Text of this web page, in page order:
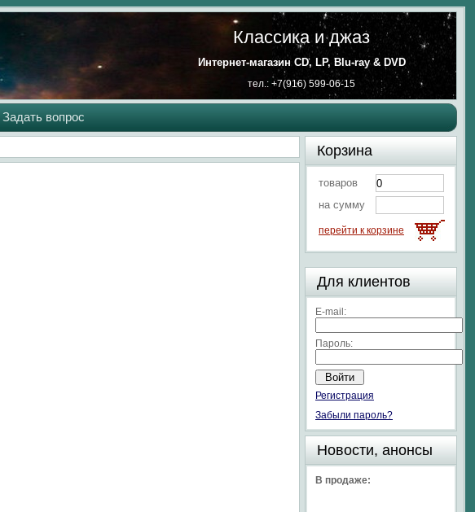
Классика и джаз
Интернет-магазин CD, LP, Blu-ray & DVD
тел.: +7(916) 599-06-15
Задать вопрос
Корзина
товаров
на сумму
перейти к корзине
Для клиентов
E-mail:
Пароль:
Регистрация
Забыли пароль?
Новости, анонсы
В продаже: